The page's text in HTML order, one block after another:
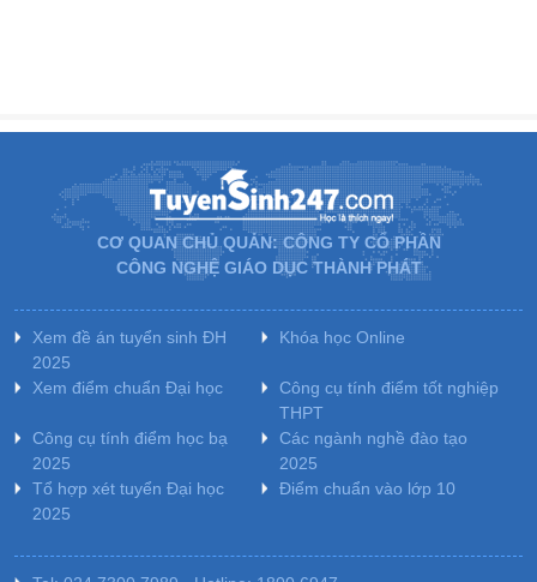
CƠ QUAN CHỦ QUẢN: CÔNG TY CỔ PHẦN
CÔNG NGHỆ GIÁO DỤC THÀNH PHÁT
Xem đề án tuyển sinh ĐH
2025
Khóa học Online
Xem điểm chuẩn Đại học
Công cụ tính điểm tốt nghiệp
THPT
Công cụ tính điểm học bạ
2025
Các ngành nghề đào tạo
2025
Tổ hợp xét tuyển Đại học
2025
Điểm chuẩn vào lớp 10